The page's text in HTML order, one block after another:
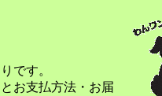
です。
お支払方法・お届